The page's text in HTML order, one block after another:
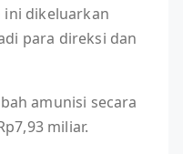
ini dikeluarkan
para direksi dan
amunisi secara
miliar.